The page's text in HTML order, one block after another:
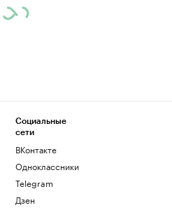
Социальные
сети
ВКонтакте
Одноклассники
Telegram
Дзен